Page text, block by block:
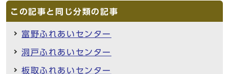
この記事と同じ分類の記事
富野ふれあいセンター
洞戸ふれあいセンター
板取ふれあいセンター